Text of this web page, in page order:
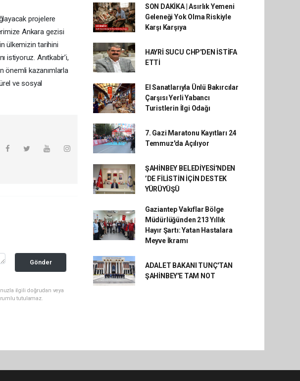
projelere
Ankara gezisi
ülkemizin tarihini
istiyoruz. Anıtkabir’i,
önemli kazanımlarla
ve sosyal
Gönder
ilgili doğrudan veya
tutulamaz.
SON DAKİKA | Asırlık Yemeni
Geleneği Yok Olma Riskiyle
Karşı Karşıya
HAYRİ SUCU CHP'DEN İSTİFA
ETTİ
El Sanatlarıyla Ünlü Bakırcılar
Çarşısı Yerli Yabancı
Turistlerin İlgi Odağı
7. Gazi Maratonu Kayıtları 24
Temmuz'da Açılıyor
ŞAHİNBEY BELEDİYESİ'NDEN
’DE FİLİSTİN İÇİN DESTEK
YÜRÜYÜŞÜ
Gaziantep Vakıflar Bölge
Müdürlüğünden 213 Yıllık
Hayır Şartı: Yatan Hastalara
Meyve İkramı
ADALET BAKANI TUNÇ'TAN
ŞAHİNBEY'E TAM NOT